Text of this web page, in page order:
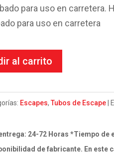
para uso en carretera.
para uso en carretera
al carrito
Escapes,Tubos de Escape
24-72 Horas *Tiempo de
de fabricante. En este